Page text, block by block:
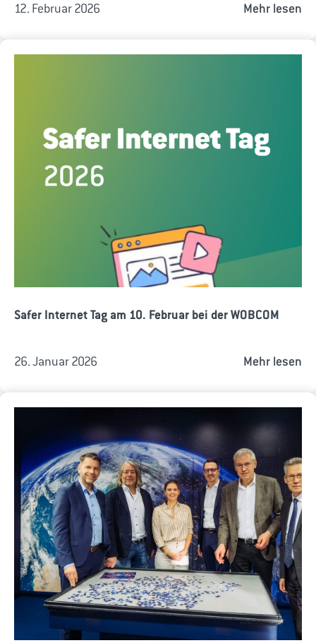
12. Februar 2026 Mehr lesen
Safer Internet Tag am 10. Februar bei der WOBCOM
26. Januar 2026 Mehr lesen